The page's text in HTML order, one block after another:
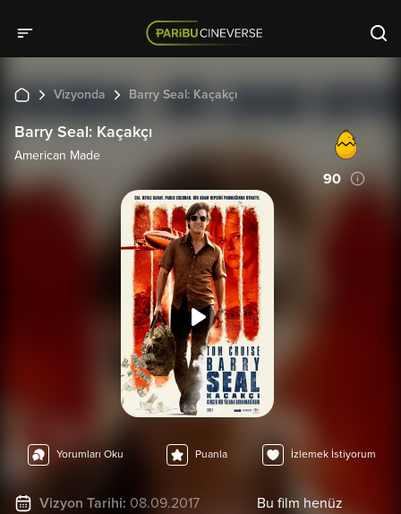
Vizyonda Barry Seal: Kaçakçı
Barry Seal: Kaçakçı
American Made
90
Yorumları Oku Puanla İzlemek İstiyorum
Vizyon Tarihi: 08.09.2017
Bu film henüz